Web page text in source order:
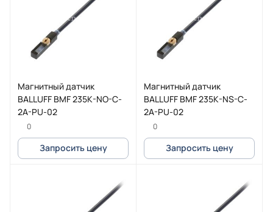
Магнитный датчик
BALLUFF BMF 235K-NO-C-
2A-PU-02
0
Запросить цену
Магнитный датчик
BALLUFF BMF 235K-NS-C-
2A-PU-02
0
Запросить цену